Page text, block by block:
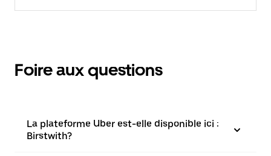
Foire aux questions
La plateforme Uber est-elle disponible ici :
Birstwith?